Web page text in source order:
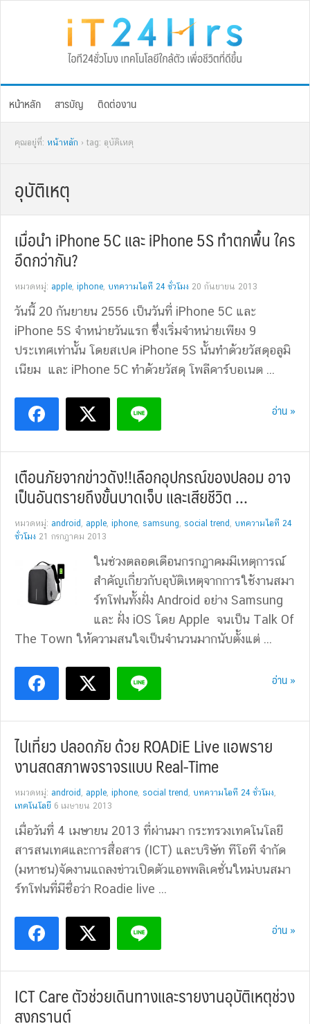
หน้าหลัก สารบัญ ติดต่องาน
คุณอยู่ที่: หน้าหลัก › tag: อุบัติเหตุ
อุบัติเหตุ
เมื่อนำ iPhone 5C และ iPhone 5S ทำตกพื้น ใคร
อึดกว่ากัน?
หมวดหมู่: apple, iphone, บทความไอที 24 ชั่วโมง 20 กันยายน 2013
วันนี้ 20 กันยายน 2556 เป็นวันที่ iPhone 5C และ
iPhone 5S จำหน่ายวันแรก ซึ่งเริ่มจำหน่ายเพียง 9
ประเทศเท่านั้น โดยสเปค iPhone 5S นั้นทำด้วยวัสดุอลูมิ
เนียม และ iPhone 5C ทำด้วยวัสดุ โพลีคาร์บอเนต ...
อ่าน »
เตือนภัยจากข่าวดัง!!เลือกอุปกรณ์ของปลอม อาจ
เป็นอันตรายถึงขั้นบาดเจ็บ และเสียชีวิต …
หมวดหมู่: android , apple, iphone, samsung, social trend , บทความไอที 24
ชั่วโมง 21 กรกฎาคม 2013
ในช่วงตลอดเดือนกรกฎาคมมีเหตุการณ์
สำคัญเกี่ยวกับอุบัติเหตุจากการใช้งานสมา
ร์ทโฟนทั้งฝั่ง Android อย่าง Samsung
และ ฝั่ง iOS โดย Apple จนเป็น Talk Of
The Town ให้ความสนใจเป็นจำนวนมากนับตั้งแต่ ...
อ่าน »
ไปเที่ยว ปลอดภัย ด้วย ROADiE Live แอพราย
งานสดสภาพจราจรแบบ Real-Time
หมวดหมู่: android , apple, iphone, social trend , บทความไอที 24 ชั่วโมง,
เทคโนโลยี 6 เมษายน 2013
เมื่อวันที่ 4 เมษายน 2013 ที่ผ่านมา กระทรวงเทคโนโลยี
สารสนเทศและการสื่อสาร (ICT) และบริษัท ทีโอที จำกัด
(มหาชน)จัดงานแถลงข่าวเปิดตัวแอพพลิเคชั่นใหม่บนสมา
ร์ทโฟนที่มีชื่อว่า Roadie live ...
อ่าน »
ICT Care ตัวช่วยเดินทางและรายงานอุบัติเหตุช่วง
สงกรานต์